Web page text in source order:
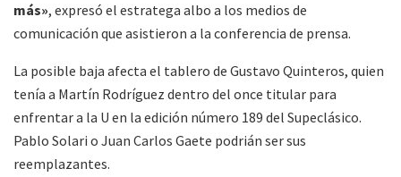
más», expresó el estratega albo a los medios de
comunicación que asistieron a la conferencia de prensa.
La posible baja afecta el tablero de Gustavo Quinteros, quien
tenía a Martín Rodríguez dentro del once titular para
enfrentar a la U en la edición número 189 del Supeclásico.
Pablo Solari o Juan Carlos Gaete podrián ser sus
reemplazantes.